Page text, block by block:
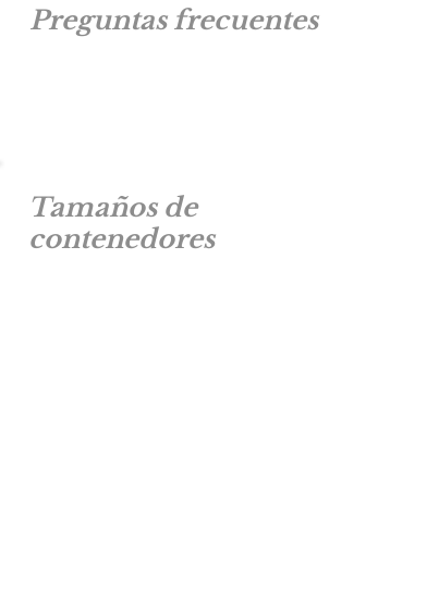
Preguntas frecuentes
Tamaños de
contenedores